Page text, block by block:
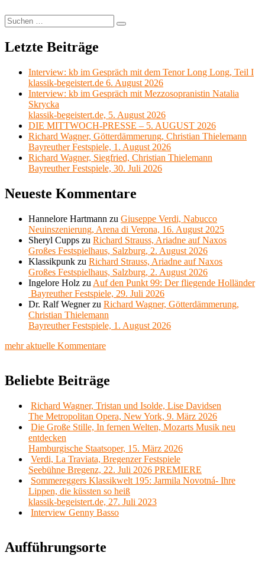
Suchen
nach:
Suchen
Letzte Beiträge
Interview: kb im Gespräch mit dem Tenor Long Long, Teil I
klassik-begeistert.de 6. August 2026
Interview: kb im Gespräch mit Mezzosopranistin Natalia
Skrycka
klassik-begeistert.de, 5. August 2026
DIE MITTWOCH-PRESSE – 5. AUGUST 2026
Richard Wagner, Götterdämmerung, Christian Thielemann
Bayreuther Festspiele, 1. August 2026
Richard Wagner, Siegfried, Christian Thielemann
Bayreuther Festspiele, 30. Juli 2026
Neueste Kommentare
Hannelore Hartmann zu Giuseppe Verdi, Nabucco
Neuinszenierung, Arena di Verona, 16. August 2025
Sheryl Cupps zu Richard Strauss, Ariadne auf Naxos
Großes Festspielhaus, Salzburg, 2. August 2026
Klassikpunk zu Richard Strauss, Ariadne auf Naxos
Großes Festspielhaus, Salzburg, 2. August 2026
Ingelore Holz zu Auf den Punkt 99: Der fliegende Holländer
Bayreuther Festspiele, 29. Juli 2026
Dr. Ralf Wegnerzu Richard Wagner, Götterdämmerung,
Christian Thielemann
Bayreuther Festspiele, 1. August 2026
mehr aktuelle Kommentare
Beliebte Beiträge
Richard Wagner, Tristan und Isolde, Lise Davidsen
The Metropolitan Opera, New York, 9. März 2026
Die Große Stille, In fernen Welten, Mozarts Musik neu
entdecken
Hamburgische Staatsoper, 15. März 2026
Verdi, La Traviata, Bregenzer Festspiele
Seebühne Bregenz, 22. Juli 2026 PREMIERE
Sommereggers Klassikwelt 195: Jarmila Novotná- Ihre
Lippen, die küssten so heiß
klassik-begeistert.de, 27. Juli 2023
Interview Genny Basso
Aufführungsorte